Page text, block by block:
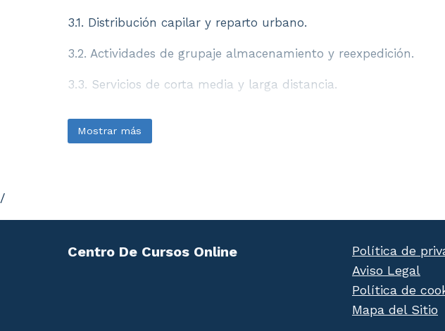
3.1. Distribución capilar y reparto urbano.
3.2. Actividades de grupaje almacenamiento y reexpedición.
3.3. Servicios de corta media y larga distancia.
3.4. Planificación de rutas de larga distancia.
3.5. Circuitos técnicos de transporte.
4.1. Libro de cargas pendientes y registros de la carga de
4.2. Parte de disponibilidad de vehículos y conductores.
Mostrar más
/
Centro De Cursos Online
Política de
Aviso Legal
Política de
Mapa del Sitio